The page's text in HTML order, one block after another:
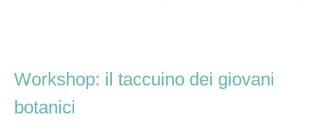
Workshop: il taccuino dei giovani
botanici